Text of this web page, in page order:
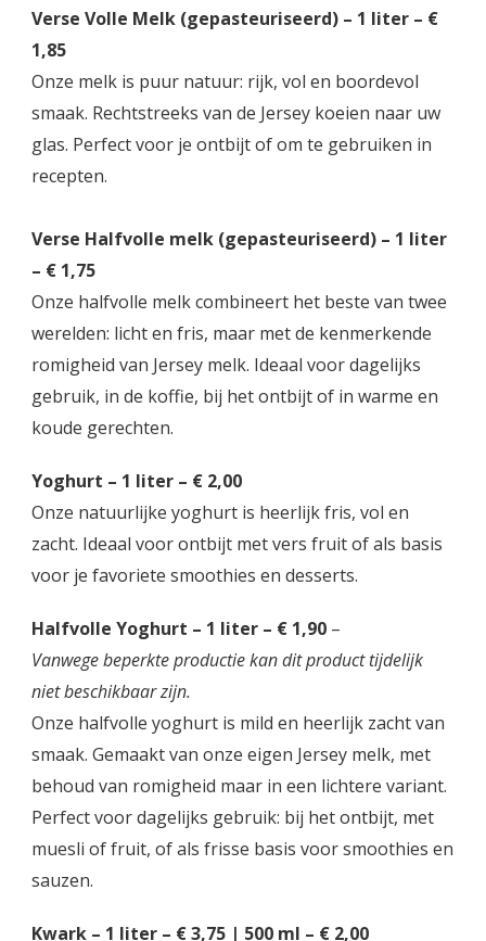
Verse Volle Melk (gepasteuriseerd) – 1 liter – €
1,85
Onze melk is puur natuur: rijk, vol en boordevol
smaak. Rechtstreeks van de Jersey koeien naar uw
glas. Perfect voor je ontbijt of om te gebruiken in
recepten.
Verse Halfvolle melk (gepasteuriseerd) – 1 liter
– € 1,75
Onze halfvolle melk combineert het beste van twee
werelden: licht en fris, maar met de kenmerkende
romigheid van Jersey melk. Ideaal voor dagelijks
gebruik, in de koffie, bij het ontbijt of in warme en
koude gerechten.
Yoghurt – 1 liter – € 2,00
Onze natuurlijke yoghurt is heerlijk fris, vol en
zacht. Ideaal voor ontbijt met vers fruit of als basis
voor je favoriete smoothies en desserts.
Halfvolle Yoghurt – 1 liter – € 1,90 –
Vanwege beperkte productie kan dit product tijdelijk
niet beschikbaar zijn.
Onze halfvolle yoghurt is mild en heerlijk zacht van
smaak. Gemaakt van onze eigen Jersey melk, met
behoud van romigheid maar in een lichtere variant.
Perfect voor dagelijks gebruik: bij het ontbijt, met
muesli of fruit, of als frisse basis voor smoothies en
sauzen.
Kwark – 1 liter – € 3,75 | 500 ml – € 2,00